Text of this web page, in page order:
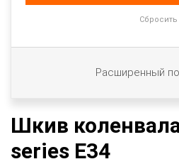
Шкив
series E34
Расширенный